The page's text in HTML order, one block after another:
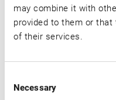
may combine it with
provided to them or that
of their services.
Selection
Necessary